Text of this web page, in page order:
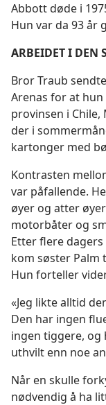
Abbott døde i
Hun var da 93 år
ARBEIDET I DEN
Bror Traub
Arenas for at
provinsen i Chile,
der i
kartonger med
Kontrasten
var påfallende.
øyer og atter
motorbåter og
Etter flere
kom søster Palm
Hun forteller
«Jeg likte alltid
Den har ingen
ingen tiggere, og
uthvilt enn noe
Når en skulle
nødvendig å ha